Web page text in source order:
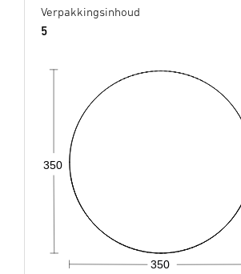
Verpakkingsinhoud
5
350
350